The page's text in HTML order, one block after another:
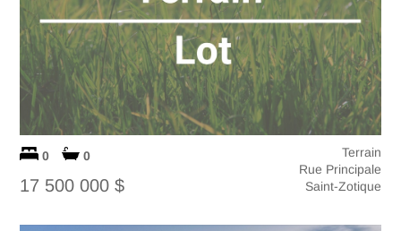
0 0
17 500 000 $
Terrain
Rue Principale
Saint-Zotique